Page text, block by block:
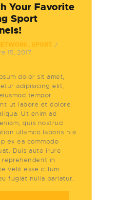
Your Favorite
Sport
, SPORT
15, 2017
dolor sit amet,
adipisicing elit,
tempor
ut labore et dolore
Ut enim ad
quis nostrud
ullamco laboris nisi
ex ea commodo
Duis aute irure
in
velit esse cillum
fugiat nulla pariatur.